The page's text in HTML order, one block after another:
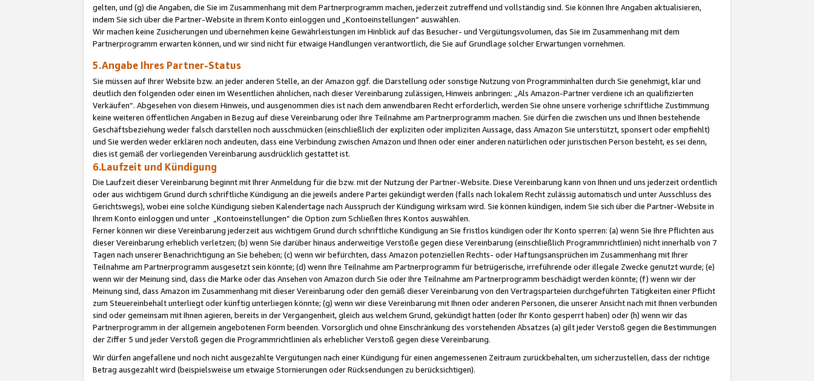
gelten, und (g) die Angaben, die Sie im Zusammenhang mit dem Partnerprogramm machen, jederzeit zutreffend und vollständig sind. Sie können Ihre Angaben aktualisieren,
indem Sie sich über die Partner-Website in Ihrem Konto einloggen und „Kontoeinstellungen“ auswählen.
Wir machen keine Zusicherungen und übernehmen keine Gewährleistungen im Hinblick auf das Besucher- und Vergütungsvolumen, das Sie im Zusammenhang mit dem
Partnerprogramm erwarten können, und wir sind nicht für etwaige Handlungen verantwortlich, die Sie auf Grundlage solcher Erwartungen vornehmen.
5.Angabe Ihres Partner-Status
Sie müssen auf Ihrer Website bzw. an jeder anderen Stelle, an der Amazon ggf. die Darstellung oder sonstige Nutzung von Programminhalten durch Sie genehmigt, klar und
deutlich den folgenden oder einen im Wesentlichen ähnlichen, nach dieser Vereinbarung zulässigen, Hinweis anbringen: „Als Amazon-Partner verdiene ich an qualifizierten
Verkäufen“. Abgesehen von diesem Hinweis, und ausgenommen dies ist nach dem anwendbaren Recht erforderlich, werden Sie ohne unsere vorherige schriftliche Zustimmung
keine weiteren öffentlichen Angaben in Bezug auf diese Vereinbarung oder Ihre Teilnahme am Partnerprogramm machen. Sie dürfen die zwischen uns und Ihnen bestehende
Geschäftsbeziehung weder falsch darstellen noch ausschmücken (einschließlich der expliziten oder impliziten Aussage, dass Amazon Sie unterstützt, sponsert oder empfiehlt)
und Sie werden weder erklären noch andeuten, dass eine Verbindung zwischen Amazon und Ihnen oder einer anderen natürlichen oder juristischen Person besteht, es sei denn,
dies ist gemäß der vorliegenden Vereinbarung ausdrücklich gestattet ist.
6.Laufzeit und Kündigung
Die Laufzeit dieser Vereinbarung beginnt mit Ihrer Anmeldung für die bzw. mit der Nutzung der Partner-Website. Diese Vereinbarung kann von Ihnen und uns jederzeit ordentlich
oder aus wichtigem Grund durch schriftliche Kündigung an die jeweils andere Partei gekündigt werden (falls nach lokalem Recht zulässig automatisch und unter Ausschluss des
Gerichtswegs), wobei eine solche Kündigung sieben Kalendertage nach Ausspruch der Kündigung wirksam wird. Sie können kündigen, indem Sie sich über die Partner-Website in
Ihrem Konto einloggen und unter „Kontoeinstellungen“ die Option zum Schließen Ihres Kontos auswählen.
Ferner können wir diese Vereinbarung jederzeit aus wichtigem Grund durch schriftliche Kündigung an Sie fristlos kündigen oder Ihr Konto sperren: (a) wenn Sie Ihre Pflichten aus
dieser Vereinbarung erheblich verletzen; (b) wenn Sie darüber hinaus anderweitige Verstöße gegen diese Vereinbarung (einschließlich Programmrichtlinien) nicht innerhalb von 7
Tagen nach unserer Benachrichtigung an Sie beheben; (c) wenn wir befürchten, dass Amazon potenziellen Rechts- oder Haftungsansprüchen im Zusammenhang mit Ihrer
Teilnahme am Partnerprogramm ausgesetzt sein könnte; (d) wenn Ihre Teilnahme am Partnerprogramm für betrügerische, irreführende oder illegale Zwecke genutzt wurde; (e)
wenn wir der Meinung sind, dass die Marke oder das Ansehen von Amazon durch Sie oder Ihre Teilnahme am Partnerprogramm beschädigt werden könnte; (f) wenn wir der
Meinung sind, dass Amazon im Zusammenhang mit dieser Vereinbarung oder den gemäß dieser Vereinbarung von den Vertragsparteien durchgeführten Tätigkeiten einer Pflicht
zum Steuereinbehalt unterliegt oder künftig unterliegen könnte; (g) wenn wir diese Vereinbarung mit Ihnen oder anderen Personen, die unserer Ansicht nach mit Ihnen verbunden
sind oder gemeinsam mit Ihnen agieren, bereits in der Vergangenheit, gleich aus welchem Grund, gekündigt hatten (oder Ihr Konto gesperrt haben) oder (h) wenn wir das
Partnerprogramm in der allgemein angebotenen Form beenden. Vorsorglich und ohne Einschränkung des vorstehenden Absatzes (a) gilt jeder Verstoß gegen die Bestimmungen
der Ziffer 5 und jeder Verstoß gegen die Programmrichtlinien als erheblicher Verstoß gegen diese Vereinbarung.
Wir dürfen angefallene und noch nicht ausgezahlte Vergütungen nach einer Kündigung für einen angemessenen Zeitraum zurückbehalten, um sicherzustellen, dass der richtige
Betrag ausgezahlt wird (beispielsweise um etwaige Stornierungen oder Rücksendungen zu berücksichtigen).